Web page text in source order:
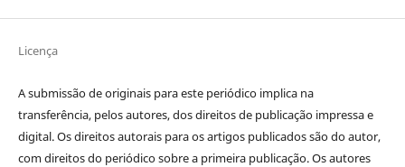
Licença
A submissão de originais para este periódico implica na
transferência, pelos autores, dos direitos de publicação impressa e
digital. Os direitos autorais para os artigos publicados são do autor,
com direitos do periódico sobre a primeira publicação. Os autores